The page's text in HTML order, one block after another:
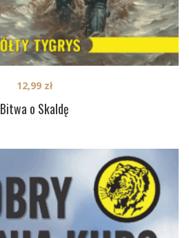
Bitwa o Skaldę
12,99 zł